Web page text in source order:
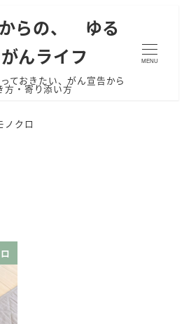
らの、 ゆる
んライフ
ておきたい、がん宣告から
方・寄り添い方
MENU
ノクロ